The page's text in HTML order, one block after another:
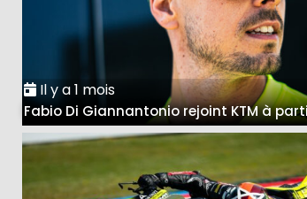
Il y a 1 mois
Fabio Di Giannantonio rejoint KTM à